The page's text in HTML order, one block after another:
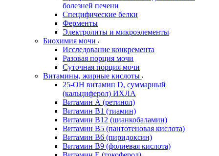
болезней печени
Специфические белки
Ферменты
Электролиты и микроэлементы
Биохимия мочи
Исследование конкремента
Разовая порция мочи
Суточная порция мочи
Витамины, жирные кислоты
25-OH витамин D, суммарный
(кальциферол) ИХЛА
Витамин А (ретинол)
Витамин В1 (тиамин)
Витамин В12 (цианкобаламин)
Витамин В5 (пантотеновая кислота)
Витамин В6 (пиридоксин)
Витамин В9 (фолиевая кислота)